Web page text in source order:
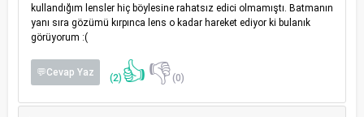
kullandığım lensler hiç böylesine rahatsız edici olmamıştı. Batmanın
yanı sıra gözümü kırpınca lens o kadar hareket ediyor ki bulanık
görüyorum :(
💬Cevap Yaz (2) 👍👎(0)